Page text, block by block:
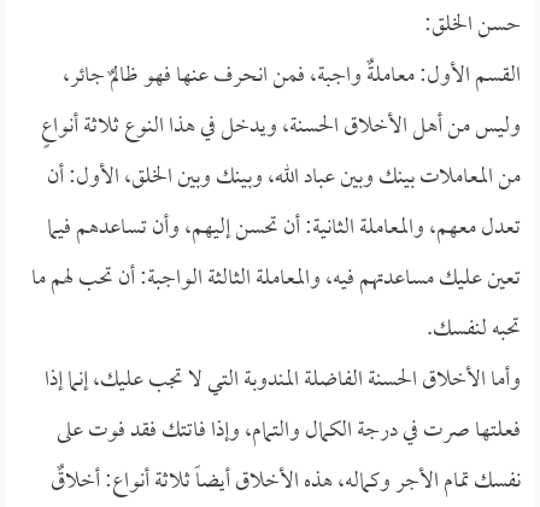
حسن الخلق:
القسم الأول: معاملةٌ واجبة، فمن انحرف عنها فهو ظالمٌ جائر،
وليس من أهل الأخلاق الحسنة، ويدخل في هذا النوع ثلاثة أنواعٍ
من المعاملات بينك وبين عباد الله، وبينك وبين الخلق، الأول: أن
تعدل معهم، والمعاملة الثانية: أن تحسن إليهم، وأن تساعدهم فيما
تعين عليك مساعدتهم فيه، والمعاملة الثالثة الواجبة: أن تحب لهم ما
تحبه لنفسك.
وأما الأخلاق الحسنة الفاضلة المندوبة التي لا تجب عليك، إنما إذا
فعلتها صرت في درجة الكمال والتمام، وإذا فاتتك فقد فوت على
نفسك تمام الأجر وكماله، هذه الأخلاق أيضاً ثلاثة أنواع: أخلاقٌ